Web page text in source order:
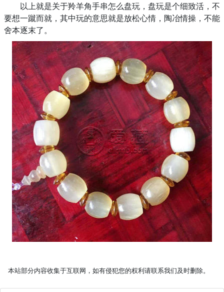
以上就是关于羚羊角手串怎么盘玩，盘玩是个细致活，不
要想一蹴而就，其中玩的意思就是放松心情，陶冶情操，不能
舍本逐末了。
本站部分内容收集于互联网，如有侵犯您的权利请联系我们及时删除。